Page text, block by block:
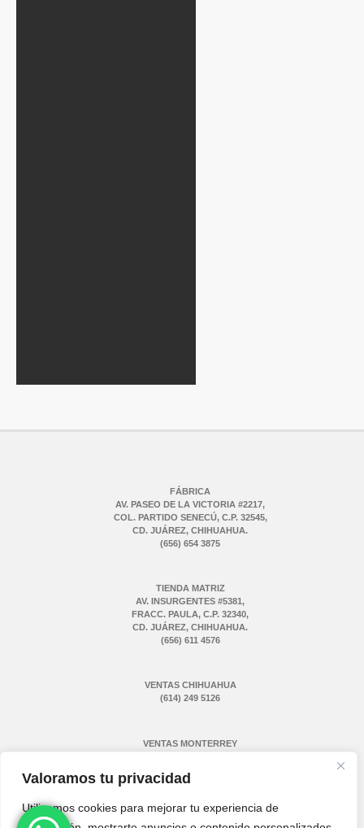
Valoramos tu privacidad
Utilizamos cookies para mejorar tu experiencia de
FÁBRICA
AV. PASEO DE LA VICTORIA #2217,
COL. PARTIDO SENECÚ, C.P. 32545,
CD. JUÁREZ, CHIHUAHUA.
(656) 654 3875
TIENDA MATRIZ
AV. INSURGENTES #5381,
FRACC. PAULA, C.P. 32340,
CD. JUÁREZ, CHIHUAHUA.
(656) 611 4576
VENTAS CHIHUAHUA
(614) 249 5126
VENTAS MONTERREY